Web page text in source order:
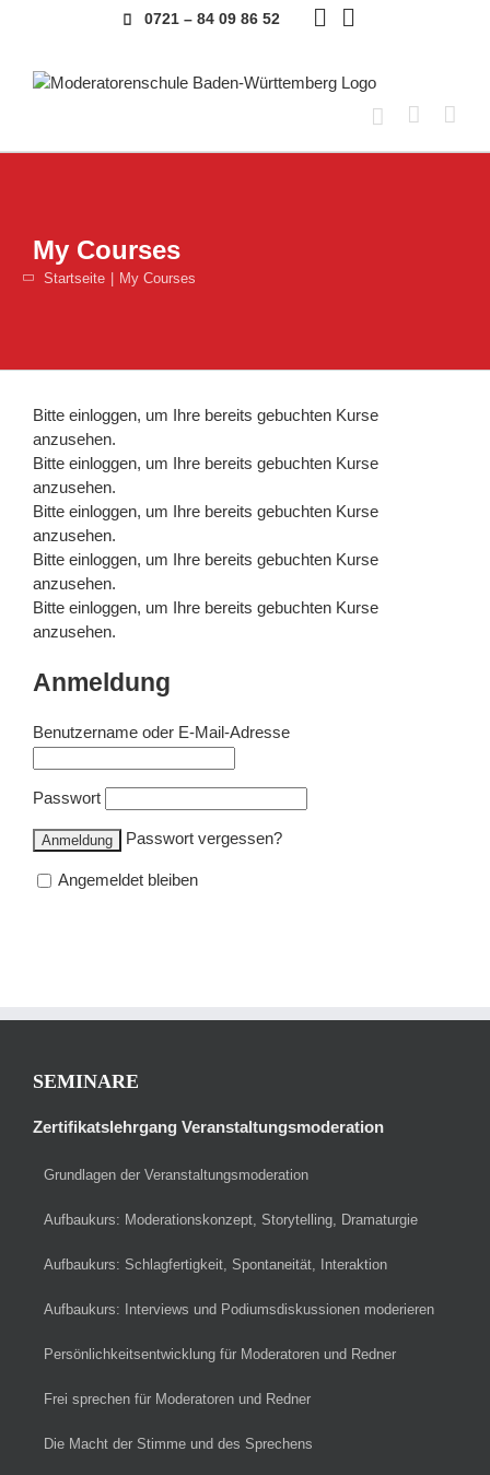
0721 – 84 09 86 52
My Courses
Startseite My Courses
Bitte einloggen, um Ihre bereits gebuchten Kurse
anzusehen.
Bitte einloggen, um Ihre bereits gebuchten Kurse
anzusehen.
Bitte einloggen, um Ihre bereits gebuchten Kurse
anzusehen.
Bitte einloggen, um Ihre bereits gebuchten Kurse
anzusehen.
Bitte einloggen, um Ihre bereits gebuchten Kurse
anzusehen.
Anmeldung
Benutzername oder E-Mail-Adresse
Passwort
Passwort vergessen?
Angemeldet bleiben
SEMINARE
Zertifikatslehrgang Veranstaltungsmoderation
Grundlagen der Veranstaltungsmoderation
Aufbaukurs: Moderationskonzept, Storytelling, Dramaturgie
Aufbaukurs: Schlagfertigkeit, Spontaneität, Interaktion
Aufbaukurs: Interviews und Podiumsdiskussionen moderieren
Persönlichkeitsentwicklung für Moderatoren und Redner
Frei sprechen für Moderatoren und Redner
Die Macht der Stimme und des Sprechens